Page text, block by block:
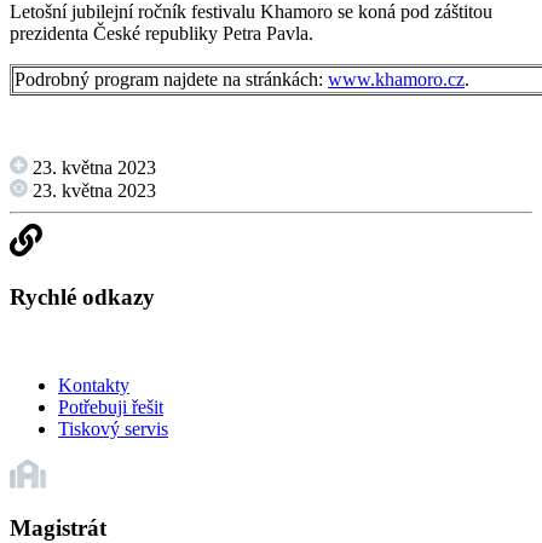
Letošní jubilejní ročník festivalu Khamoro se koná pod záštitou
prezidenta České republiky Petra Pavla.
Podrobný program najdete na stránkách: www.khamoro.cz.
23. května 2023
23. května 2023
Rychlé odkazy
Kontakty
Potřebuji řešit
Tiskový servis
Magistrát